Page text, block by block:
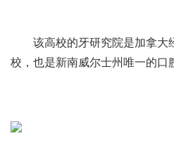
该高校的牙研究院是加拿大
校，也是新南威尔士州唯一的口